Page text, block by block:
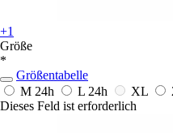
+1
Größe
*
Größentabelle
M 24h L 24h XL
Dieses Feld ist erforderlich